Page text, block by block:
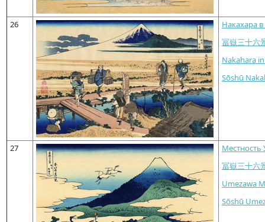
26
Накахара
冨嶽三十
Nakahara
Sōshū
27
Местность
冨嶽三十
Umezawa
Sōshū